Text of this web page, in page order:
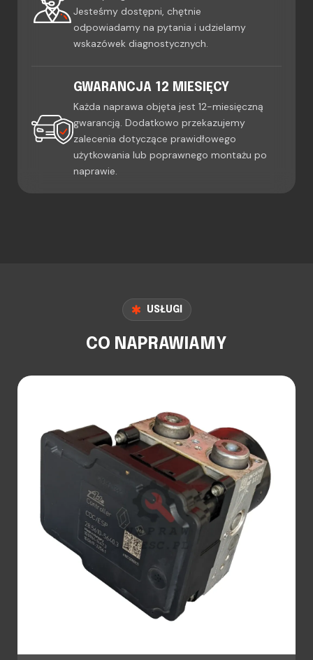
Jesteśmy dostępni, chętnie
odpowiadamy na pytania i udzielamy
wskazówek diagnostycznych.
GWARANCJA 12 MIESIĘCY
Każda naprawa objęta jest 12-miesięczną
gwarancją. Dodatkowo przekazujemy
zalecenia dotyczące prawidłowego
użytkowania lub poprawnego montażu po
naprawie.
USŁUGI
CO NAPRAWIAMY